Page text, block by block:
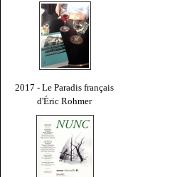
2017 - Le Paradis français
d'Éric Rohmer